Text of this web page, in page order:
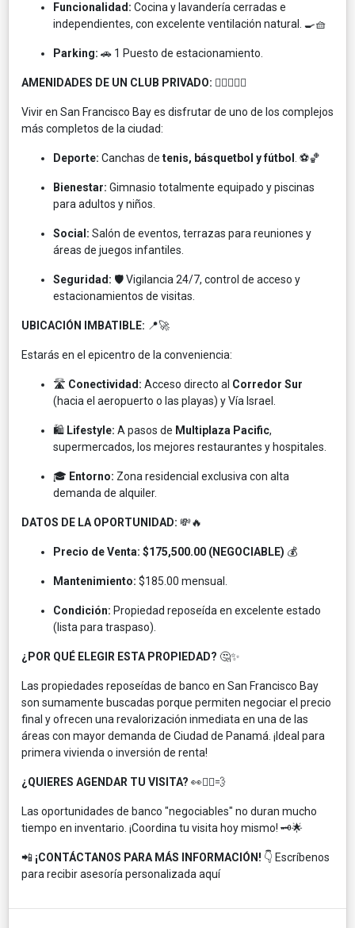
Funcionalidad: Cocina y lavandería cerradas e
independientes, con excelente ventilación natural. 🍳🧺
Parking: 🚗 1 Puesto de estacionamiento.
AMENIDADES DE UN CLUB PRIVADO: 🏊‍♂️🎾🏋️‍♀️
Vivir en San Francisco Bay es disfrutar de uno de los complejos
más completos de la ciudad:
Deporte: Canchas de tenis, básquetbol y fútbol . ⚽🏀
Bienestar: Gimnasio totalmente equipado y piscinas
para adultos y niños.
Social: Salón de eventos, terrazas para reuniones y
áreas de juegos infantiles.
Seguridad: 🛡️ Vigilancia 24/7, control de acceso y
estacionamientos de visitas.
UBICACIÓN IMBATIBLE: 📍🚀
Estarás en el epicentro de la conveniencia:
🛣️ Conectividad: Acceso directo al Corredor Sur
(hacia el aeropuerto o las playas) y Vía Israel.
🛍️ Lifestyle: A pasos de Multiplaza Pacific,
supermercados, los mejores restaurantes y hospitales.
🎓 Entorno: Zona residencial exclusiva con alta
demanda de alquiler.
DATOS DE LA OPORTUNIDAD: 💸🔥
Precio de Venta: $175,500.00 (NEGOCIABLE) 💰
Mantenimiento: $185.00 mensual.
Condición: Propiedad reposeída en excelente estado
(lista para traspaso).
¿POR QUÉ ELEGIR ESTA PROPIEDAD? 🤔✨
Las propiedades reposeídas de banco en San Francisco Bay
son sumamente buscadas porque permiten negociar el precio
final y ofrecen una revalorización inmediata en una de las
áreas con mayor demanda de Ciudad de Panamá. ¡Ideal para
primera vivienda o inversión de renta!
¿QUIERES AGENDAR TU VISITA? 👀🏃‍♂️💨
Las oportunidades de banco "negociables" no duran mucho
tiempo en inventario. ¡Coordina tu visita hoy mismo! 🗝️🌟
📲 ¡CONTÁCTANOS PARA MÁS INFORMACIÓN! 👇 Escríbenos
para recibir asesoría personalizada aquí